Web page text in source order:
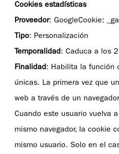
Cookies estadísticas
Proveedor: GoogleCookie: _ga
Tipo: Personalización
Temporalidad: Caduca a los
Finalidad: Habilita la función
únicas. La primera vez que
web a través de un
Cuando este usuario vuelva
mismo navegador, la cookie
mismo usuario. Solo en el